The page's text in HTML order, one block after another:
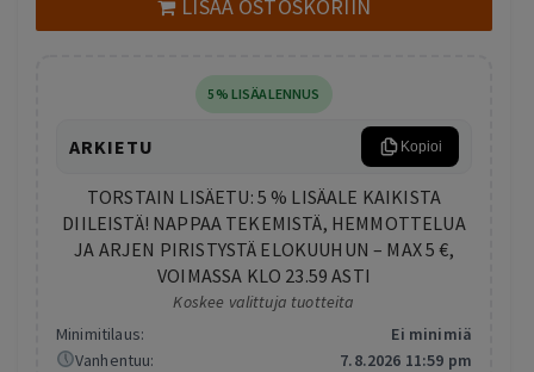
LISÄÄ OSTOSKORIIN
5% LISÄALENNUS
ARKIETU Kopioi
TORSTAIN LISÄETU: 5 % LISÄALE KAIKISTA
DIILEISTÄ! NAPPAA TEKEMISTÄ, HEMMOTTELUA
JA ARJEN PIRISTYSTÄ ELOKUUHUN – MAX 5 €,
VOIMASSA KLO 23.59 ASTI
Koskee valittuja tuotteita
Minimitilaus:
Ei minimiä
Vanhentuu:
7.8.2026 11:59 pm